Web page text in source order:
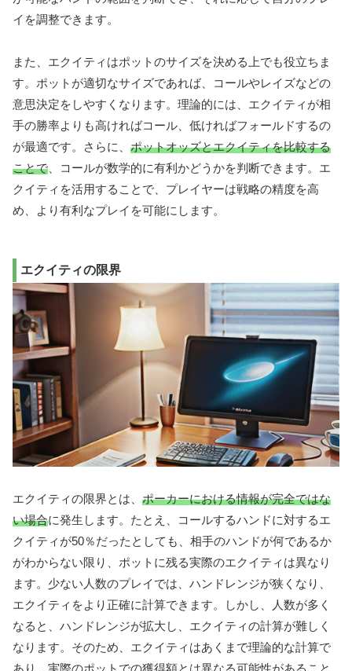
イを調整できます。
また、エクイティはポットのサイズを決める上でも役立ちま
す。ポットが適切なサイズであれば、コールやレイズなどの
意思決定をしやすくなります。理論的には、エクイティが相
手の勝率よりも高ければコール、低ければフォールドするの
が最適です。さらに、 ポットオッズとエクイティを比較する
ことで 、コールが数学的に有利かどうかを判断できます。エ
クイティを活用することで、プレイヤーは戦略の精度を高
め、より有利なプレイを可能にします。
エクイティの限界
エクイティの限界とは、 ポーカーにおける情報が完全ではな
い場合に発生します。たとえ、コールするハンドに対するエ
クイティが50％だったとしても、相手のハンドが何であるか
がわからない限り、ポットに残る実際のエクイティは異なり
ます。少ない人数のプレイでは、ハンドレンジが狭くなり、
エクイティをより正確に計算できます。しかし、人数が多く
なると、ハンドレンジが拡大し、エクイティの計算が難しく
なります。そのため、エクイティはあくまで理論的な計算で